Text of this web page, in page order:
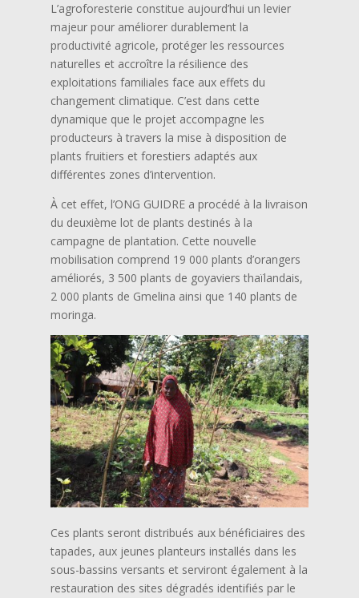
L’agroforesterie constitue aujourd’hui un levier
majeur pour améliorer durablement la
productivité agricole, protéger les ressources
naturelles et accroître la résilience des
exploitations familiales face aux effets du
changement climatique. C’est dans cette
dynamique que le projet accompagne les
producteurs à travers la mise à disposition de
plants fruitiers et forestiers adaptés aux
différentes zones d’intervention.
À cet effet, l’ONG GUIDRE a procédé à la livraison
du deuxième lot de plants destinés à la
campagne de plantation. Cette nouvelle
mobilisation comprend 19 000 plants d’orangers
améliorés, 3 500 plants de goyaviers thaïlandais,
2 000 plants de Gmelina ainsi que 140 plants de
moringa.
Ces plants seront distribués aux bénéficiaires des
tapades, aux jeunes planteurs installés dans les
sous-bassins versants et serviront également à la
restauration des sites dégradés identifiés par le